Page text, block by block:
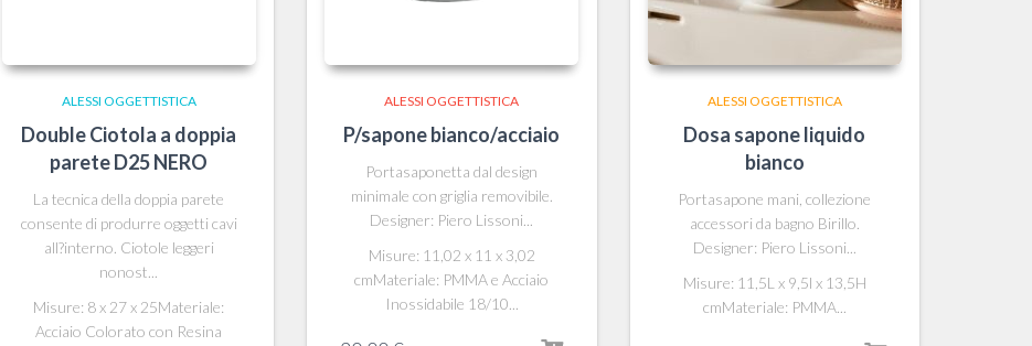
ALESSI OGGETTISTICA
Double Ciotola a doppia
parete D25 NERO
La tecnica della doppia parete
consente di produrre oggetti cavi
all?interno. Ciotole leggeri
nonost...
Misure: 8 x 27 x 25Materiale:
Acciaio Colorato con Resina
ALESSI OGGETTISTICA
P/sapone bianco/acciaio
Portasaponetta dal design
minimale con griglia removibile.
Designer: Piero Lissoni...
Misure: 11,02 x 11 x 3,02
cmMateriale: PMMA e Acciaio
Inossidabile 18/10...
ALESSI OGGETTISTICA
Dosa sapone liquido
bianco
Portasapone mani, collezione
accessori da bagno Birillo.
Designer: Piero Lissoni...
Misure: 11,5L x 9,5l x 13,5H
cmMateriale: PMMA...